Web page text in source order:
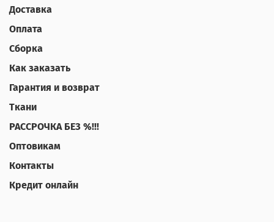
Доставка
Оплата
Сборка
Как заказать
Гарантия и возврат
Ткани
РАССРОЧКА БЕЗ %!!!
Оптовикам
Контакты
Кредит онлайн